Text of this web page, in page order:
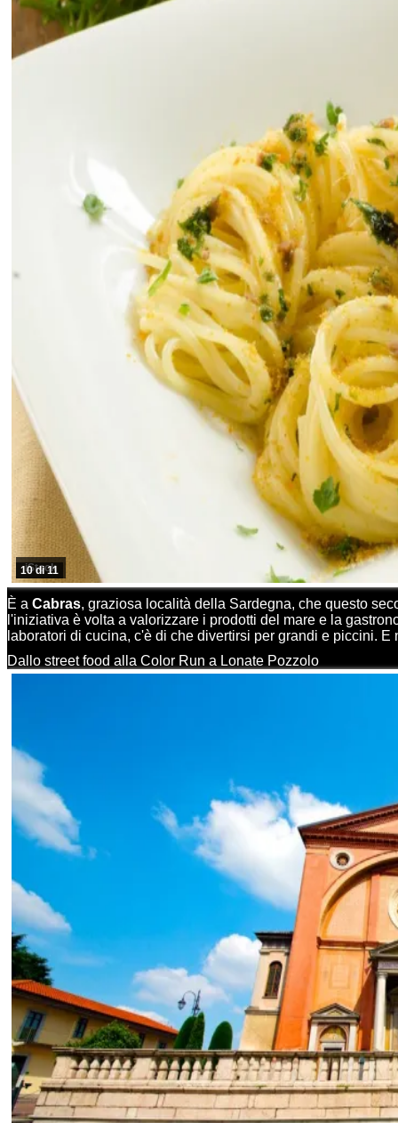
iStock
10 di 11
È a Cabras, graziosa località della Sardegna, che questo
l'iniziativa è volta a valorizzare i prodotti del mare e la
laboratori di cucina, c'è di che divertirsi per grandi e piccini.
Dallo street food alla Color Run a Lonate Pozzolo